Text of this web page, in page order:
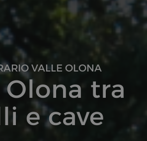
VALLE OLONA
tra
e cave